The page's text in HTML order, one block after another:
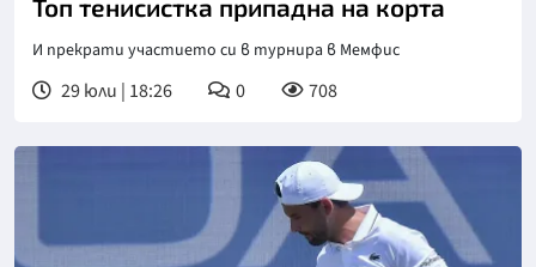
Топ тенисистка припадна на корта
И прекрати участието си в турнира в Мемфис
29 юли | 18:26 0 708